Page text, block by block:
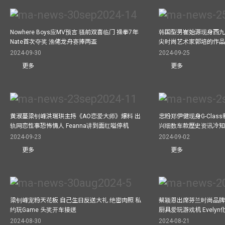
Nowhere Boys应MV预言 骚前双喜临门 操拳7年
Nate首次夺奖 渔佬龙舟赛捧两盃
2024-09-30
更多
韩国型男崔始源现身西
尖时尚艺术家郭培的作
2024-09-25
更多
黄淑蔓梁钊峰洪瑞珙主持《AO恋爱大师》爆料 出
轨网恋性事恐怖情人 Feanna讲到面红嗌停机
2024-09-23
更多
忠粉郑伊健现身G-
兴细数车款歷史资讯冷
2024-09-02
更多
梁钊峰宠粉天花板 自己生日反送大礼 绝密肉照 私
约玩Game 头奖开车接送
2024-08-30
蔡颖恩出席芬兰时尚品
厨具爱玩游戏机 Evelyn
2024-08-21